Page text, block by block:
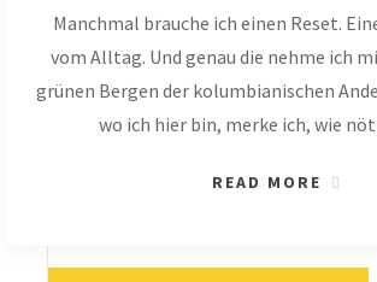
Manchmal brauche ich einen Reset.
vom Alltag. Und genau die nehme ich
grünen Bergen der kolumbianischen
wo ich hier bin, merke ich, wie
READ MORE